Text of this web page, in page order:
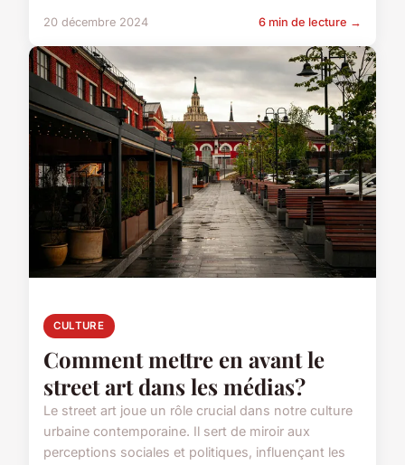
20 décembre 2024 6 min de lecture →
CULTURE
Comment mettre en avant le
street art dans les médias?
Le street art joue un rôle crucial dans notre culture
urbaine contemporaine. Il sert de miroir aux
perceptions sociales et politiques, influençant les